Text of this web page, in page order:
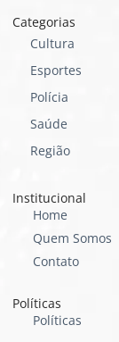
Categorias
Cultura
Esportes
Polícia
Saúde
Região
Institucional
Home
Quem Somos
Contato
Políticas
Políticas